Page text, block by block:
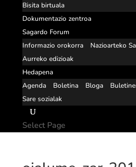
Bisita birtuala
Dokumentazio zentroa
Sagardo Forum
Informazio orokorra
Nazioarteko
Aurreko edizioak
Hedapena
Agenda
Boletina Bloga
Sare sozialak
Select Page